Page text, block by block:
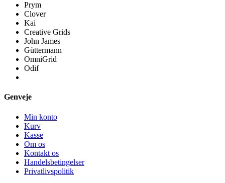
Prym
Clover
Kai
Creative Grids
John James
Güttermann
OmniGrid
Odif
Genveje
Min konto
Kurv
Kasse
Om os
Kontakt os
Handelsbetingelser
Privatlivspolitik